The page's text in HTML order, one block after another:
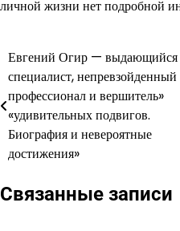
личной жизни нет подробной
Навигация
по
записям
Евгений Огир — выдающийся
специалист, непревзойденный
профессионал и вершитель»
«удивительных подвигов.
Биография и невероятные
достижения»
Связанные записи